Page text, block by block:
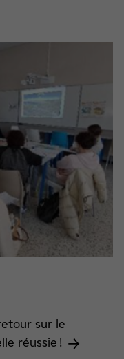
sur le
réussie !